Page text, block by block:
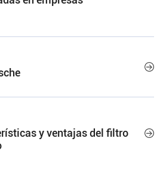

y ventajas del filtro
